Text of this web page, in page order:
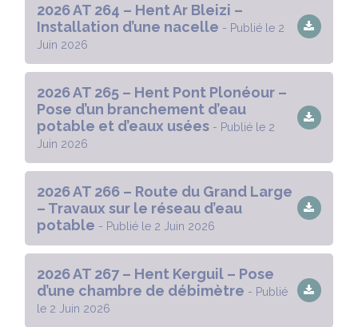
2026 AT 264 – Hent Ar Bleizi –
Installation d’une nacelle - Publié le 2
Juin 2026
2026 AT 265 – Hent Pont Plonéour –
Pose d’un branchement d’eau
potable et d’eaux usées - Publié le 2
Juin 2026
2026 AT 266 – Route du Grand Large
– Travaux sur le réseau d’eau
potable - Publié le 2 Juin 2026
2026 AT 267 – Hent Kerguil – Pose
d’une chambre de débimètre - Publié
le 2 Juin 2026